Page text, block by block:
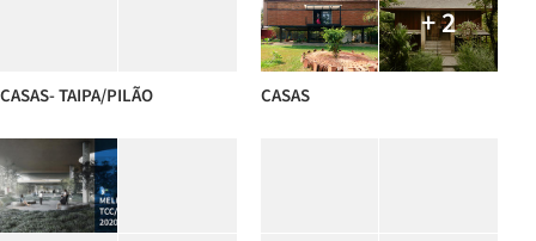
CASAS- TAIPA/PILÃO
+ 2
CASAS